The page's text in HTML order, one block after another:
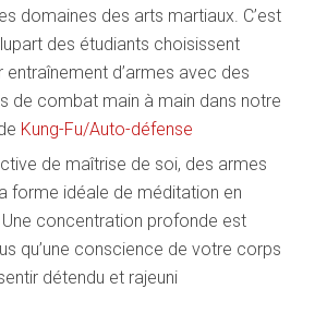
domaines des arts martiaux. C’est
des étudiants choisissent
entraînement d’armes avec des
de combat main à main dans notre
Kung-Fu/Auto-défense
de maîtrise de soi, des armes
forme idéale de méditation en
concentration profonde est
qu’une conscience de votre corps
détendu et rajeuni